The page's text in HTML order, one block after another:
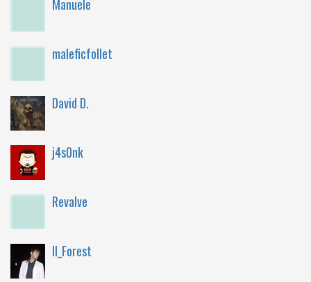
Manuele
maleficfollet
David D.
j4s0nk
Revalve
Il_Forest